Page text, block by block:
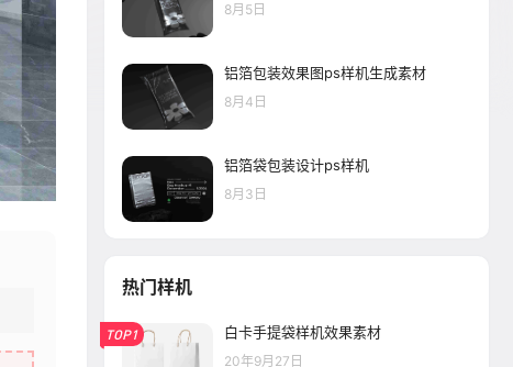
8月5日
铝箔包装效果图ps样机生成素材
8月4日
铝箔袋包装设计ps样机
8月3日
热门样机
TOP1 白卡手提袋样机效果素材
20年9月27日